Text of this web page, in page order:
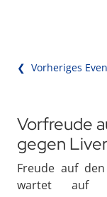
❮ Vorheriges
Vorfreude
gegen
Freude auf
wartet auf